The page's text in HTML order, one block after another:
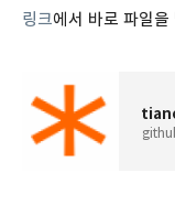
링크에서 바로 파일을